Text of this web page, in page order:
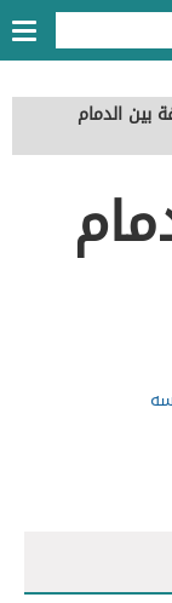
بين الدمام